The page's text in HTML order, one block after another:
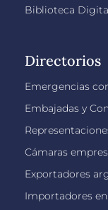
Biblioteca
Directorios
Emergencias
Embajadas y
Cámaras
Exportadores
Importadores